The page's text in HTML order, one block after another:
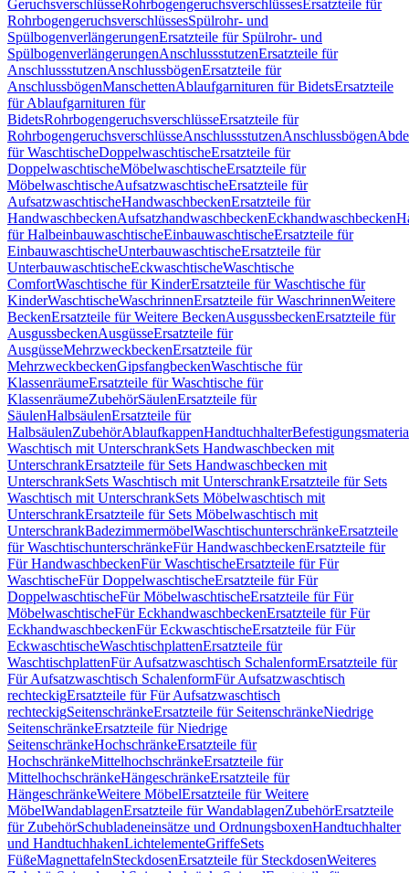
GeruchsverschlüsseRohrbogengeruchsverschlüssesErsatzteile für
RohrbogengeruchsverschlüssesSpülrohr- und
SpülbogenverlängerungenErsatzteile für Spülrohr- und
SpülbogenverlängerungenAnschlussstutzenErsatzteile für
AnschlussstutzenAnschlussbögenErsatzteile für
AnschlussbögenManschettenAblaufgarnituren für BidetsErsatzteile
für Ablaufgarnituren für
BidetsRohrbogengeruchsverschlüsseErsatzteile für
RohrbogengeruchsverschlüsseAnschlussstutzenAnschlussbögen
für WaschtischeDoppelwaschtischeErsatzteile für
DoppelwaschtischeMöbelwaschtischeErsatzteile für
MöbelwaschtischeAufsatzwaschtischeErsatzteile für
AufsatzwaschtischeHandwaschbeckenErsatzteile für
HandwaschbeckenAufsatzhandwaschbeckenEckhandwaschbecken
für HalbeinbauwaschtischeEinbauwaschtischeErsatzteile für
EinbauwaschtischeUnterbauwaschtischeErsatzteile für
UnterbauwaschtischeEckwaschtischeWaschtische
ComfortWaschtische für KinderErsatzteile für Waschtische für
KinderWaschtischeWaschrinnenErsatzteile für WaschrinnenWeitere
BeckenErsatzteile für Weitere BeckenAusgussbeckenErsatzteile für
AusgussbeckenAusgüsseErsatzteile für
AusgüsseMehrzweckbeckenErsatzteile für
MehrzweckbeckenGipsfangbeckenWaschtische für
KlassenräumeErsatzteile für Waschtische für
KlassenräumeZubehörSäulenErsatzteile für
SäulenHalbsäulenErsatzteile für
HalbsäulenZubehörAblaufkappenHandtuchhalter
Waschtisch mit UnterschrankSets Handwaschbecken mit
UnterschrankErsatzteile für Sets Handwaschbecken mit
UnterschrankSets Waschtisch mit UnterschrankErsatzteile für Sets
Waschtisch mit UnterschrankSets Möbelwaschtisch mit
UnterschrankErsatzteile für Sets Möbelwaschtisch mit
UnterschrankBadezimmermöbelWaschtischunterschränkeErsatzteile
für WaschtischunterschränkeFür HandwaschbeckenErsatzteile für
Für HandwaschbeckenFür WaschtischeErsatzteile für Für
WaschtischeFür DoppelwaschtischeErsatzteile für Für
DoppelwaschtischeFür MöbelwaschtischeErsatzteile für Für
MöbelwaschtischeFür EckhandwaschbeckenErsatzteile für Für
EckhandwaschbeckenFür EckwaschtischeErsatzteile für Für
EckwaschtischeWaschtischplattenErsatzteile für
WaschtischplattenFür Aufsatzwaschtisch SchalenformErsatzteile für
Für Aufsatzwaschtisch SchalenformFür Aufsatzwaschtisch
rechteckigErsatzteile für Für Aufsatzwaschtisch
rechteckigSeitenschränkeErsatzteile für SeitenschränkeNiedrige
SeitenschränkeErsatzteile für Niedrige
SeitenschränkeHochschränkeErsatzteile für
HochschränkeMittelhochschränkeErsatzteile für
MittelhochschränkeHängeschränkeErsatzteile für
HängeschränkeWeitere MöbelErsatzteile für Weitere
MöbelWandablagenErsatzteile für WandablagenZubehörErsatzteile
für ZubehörSchubladeneinsätze und OrdnungsboxenHandtuchhalter
und HandtuchhakenLichtelementeGriffeSets
FüßeMagnettafelnSteckdosenErsatzteile für SteckdosenWeiteres